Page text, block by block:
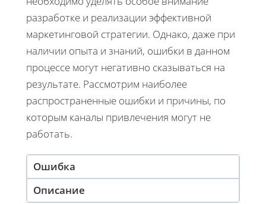
разработке и реализации эффективной
маркетинговой стратегии. Однако, даже при
наличии опыта и знаний, ошибки в данном
процессе могут негативно сказываться на
результате. Рассмотрим наиболее
распространенные ошибки и причины, по
которым каналы привлечения могут не
работать.
Ошибка
Описание